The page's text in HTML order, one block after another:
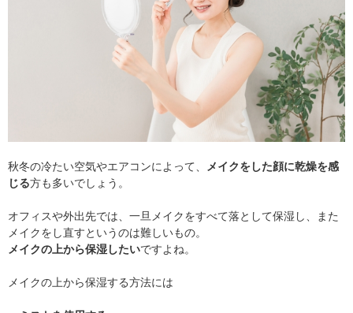
秋冬の冷たい空気やエアコンによって、
メイクをした顔に乾燥を感
じる方も多いでしょう。
オフィスや外出先では、一旦メイクをすべて落として保湿し、また
メイクをし直すというのは難しいもの。
メイクの上から保湿したいですよね。
メイクの上から保湿する方法には